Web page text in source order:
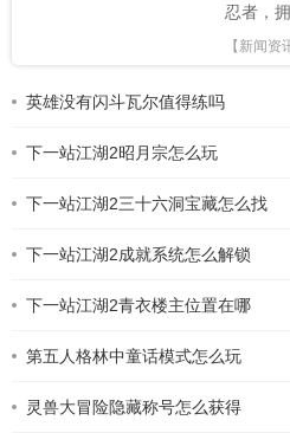
忍者，
格，本
技场表
基础攻
主，具
段持续
中效果
【新闻资
英雄没有闪斗瓦尔值得练吗
下一站江湖2昭月宗怎么玩
下一站江湖2三十六洞宝藏怎么找
下一站江湖2成就系统怎么解锁
下一站江湖2青衣楼主位置在哪
第五人格林中童话模式怎么玩
灵兽大冒险隐藏称号怎么获得